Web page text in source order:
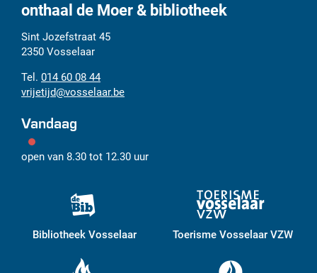
onthaal de Moer & bibliotheek
Adres
Sint Jozefstraat 45
2350 Vosselaar
Tel.
014 60 08 44
E-
mail
vrijetijd@vosselaar.be
Vandaag
open van 8.30 tot 12.30 uur
Bibliotheek Vosselaar Toerisme Vosselaar VZW